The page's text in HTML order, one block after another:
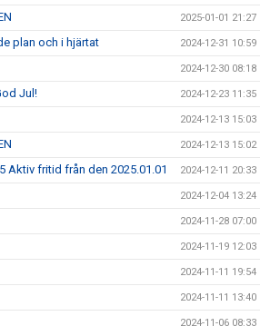
2025-01-01 21:27
plan och i hjärtat 2024-12-31 10:59
2024-12-30 08:18
Jul! 2024-12-23 11:35
2024-12-13 15:03
2024-12-13 15:02
Aktiv fritid från den 2025.01.01 2024-12-11 20:33
2024-12-04 13:24
2024-11-28 07:00
2024-11-19 12:03
2024-11-11 19:54
2024-11-11 13:40
2024-11-06 08:33